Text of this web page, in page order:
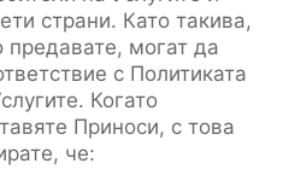
страни. Като такива,
предавате, могат да
с Политиката
Когато
Приноси, с това
че: